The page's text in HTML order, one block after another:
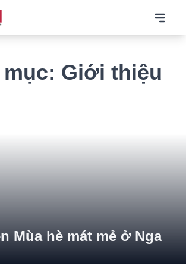
mục: Giới thiệu
Mùa hè mát mẻ ở Nga